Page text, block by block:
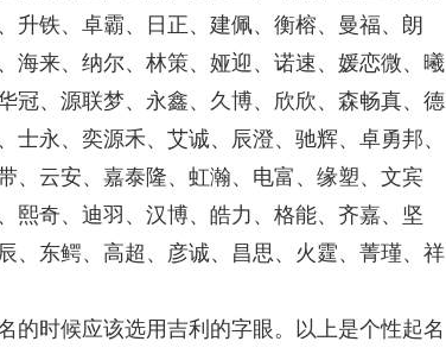
升铁、卓霸、日正、建佩、衡榕、曼福、朗
海来、纳尔、林策、娅迎、诺速、媛恋微、曦
冠、源联梦、永鑫、久博、欣欣、森畅真、德
永、奕源禾、艾诚、辰澄、驰辉、卓勇邦、
、云安、嘉泰隆、虹瀚、电富、缘塑、文宾
熙奇、迪羽、汉博、皓力、格能、齐嘉、坚
、东鳄、高超、彦诚、昌思、火霆、菁瑾、祥
的时候应该选用吉利的字眼。以上是个性起名